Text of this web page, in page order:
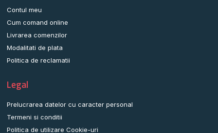
Contul meu
Cum comand online
Livrarea comenzilor
Modalitati de plata
Politica de reclamatii
Legal
Prelucrarea datelor cu caracter personal
Termeni si conditii
Politica de utilizare Cookie-uri